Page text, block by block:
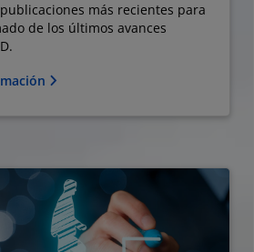
más recientes para
de los últimos avances